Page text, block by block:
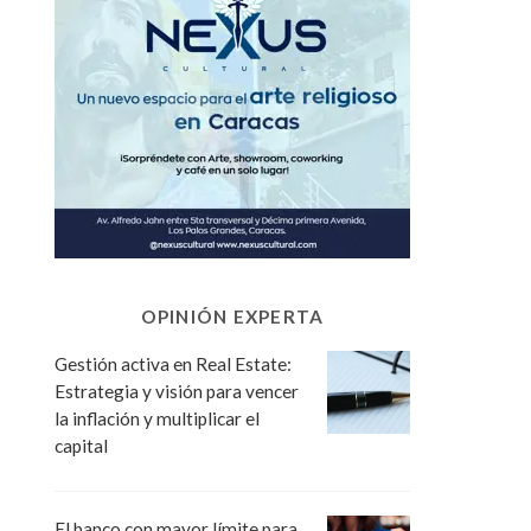
OPINIÓN EXPERTA
Gestión activa en Real Estate:
Estrategia y visión para vencer
la inflación y multiplicar el
capital